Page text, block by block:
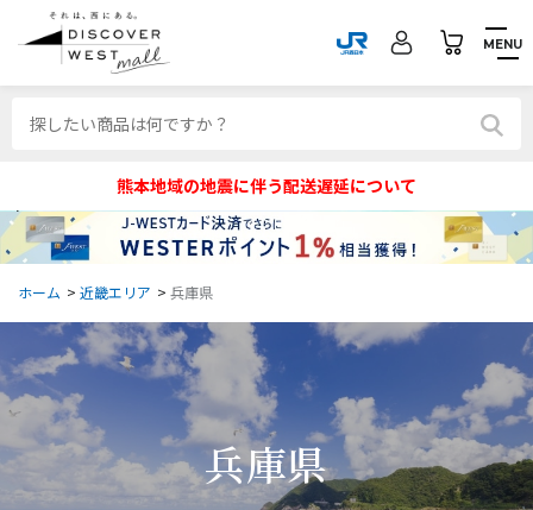
MENU
熊本地域の地震に伴う配送遅延について
ホーム > 近畿エリア > 兵庫県
兵庫県